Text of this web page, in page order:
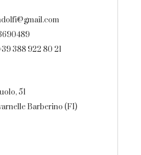
388 922 80 21
51
Barberino (FI)